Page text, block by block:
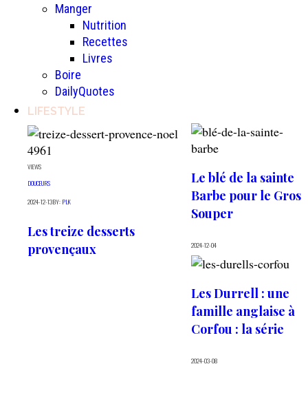
Manger
Nutrition
Recettes
Livres
Boire
DailyQuotes
LIFESTYLE
4961
VIEWS
DOUCEURS
2024-12-13BY: PLK
Les treize desserts
provençaux
Le blé de la sainte
Barbe pour le Gros
Souper
2024-12-04
Les Durrell : une
famille anglaise à
Corfou : la série
2024-03-08